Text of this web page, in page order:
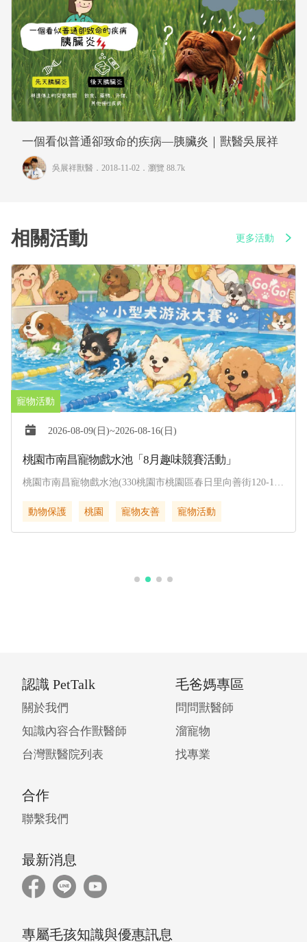
一個看似普通卻致命的疾病—胰臟炎｜獸醫吳展祥
吳展祥獸醫 ．2018-11-02． 瀏覽 88.7k
相關活動 更多活動
2026-08-09(日)~2026-08-16(日)
桃園市南昌寵物戲水池「8月趣味競賽活動」
桃園市南昌寵物戲水池(330桃園市桃園區春日里向善街120-1
動物保護
桃園 寵物友善 寵物活動
認識 PetTalk
關於我們
知識內容合作獸醫師
台灣獸醫院列表
毛爸媽專區
問問獸醫師
溜寵物
找專業
合作
聯繫我們
最新消息
專屬毛孩知識與優惠訊息